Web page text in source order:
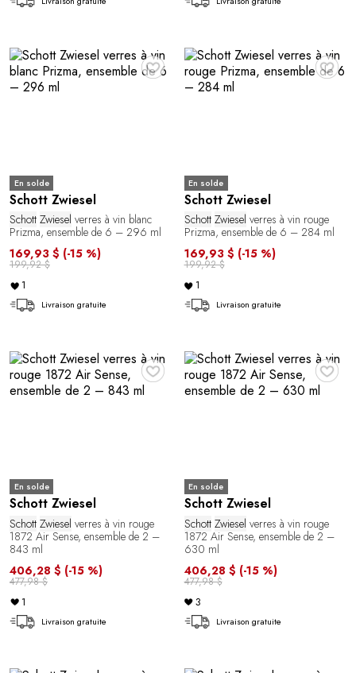
♥
En solde
Schott Zwiesel
Schott Zwiesel verres à vin blanc
Prizma, ensemble de 6 – 296 ml
169,93 $ (-15 %)
199,92 $
1
Livraison gratuite
♥
En solde
Schott Zwiesel
Schott Zwiesel verres à vin rouge
Prizma, ensemble de 6 – 284 ml
169,93 $ (-15 %)
199,92 $
1
Livraison gratuite
♥
En solde
Schott Zwiesel
Schott Zwiesel verres à vin rouge
1872 Air Sense, ensemble de 2 –
843 ml
406,28 $ (-15 %)
477,98 $
1
Livraison gratuite
♥
En solde
Schott Zwiesel
Schott Zwiesel verres à vin rouge
1872 Air Sense, ensemble de 2 –
630 ml
406,28 $ (-15 %)
477,98 $
3
Livraison gratuite